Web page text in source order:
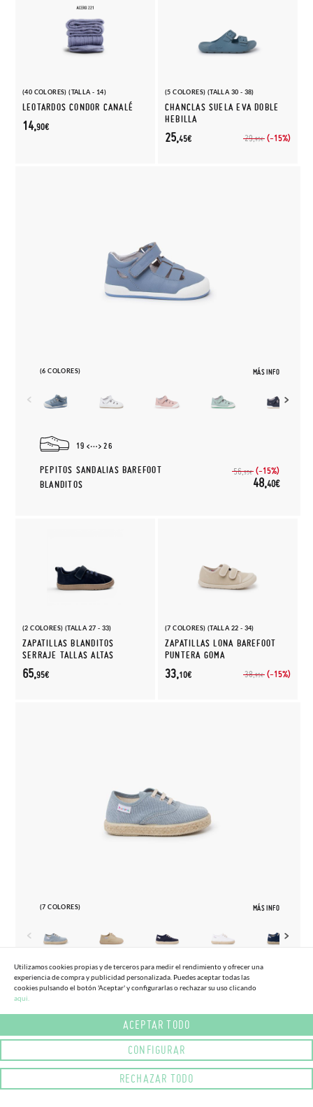
(40 COLORES) (TALLA - 14)
LEOTARDOS CONDOR CANALÉ
14,90€
(5 COLORES) (TALLA 30 - 38)
CHANCLAS SUELA EVA DOBLE
HEBILLA
29,95€ (-15%)
25,45€
(6 COLORES) MÁS INFO
19 26
PEPITOS SANDALIAS BAREFOOT
BLANDITOS
56,95€ (-15%)
48,40€
(2 COLORES) (TALLA 27 - 33)
ZAPATILLAS BLANDITOS
SERRAJE TALLAS ALTAS
65,95€
(7 COLORES) (TALLA 22 - 34)
ZAPATILLAS LONA BAREFOOT
PUNTERA GOMA
38,95€ (-15%)
33,10€
(7 COLORES) MÁS INFO
20 37
28,
Utilizamos cookies propias y de terceros para medir el rendimiento y ofrecer una
experiencia de compra y publicidad personalizada. Puedes aceptar todas las
cookies pulsando el botón 'Aceptar' y configurarlas o rechazar su uso clicando
aqui.
ACEPTAR TODO
CONFIGURAR
RECHAZAR TODO